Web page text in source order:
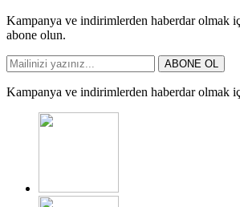
Kampanya ve indirimlerden haberdar olmak
abone olun.
ABONE OL
Kampanya ve indirimlerden haberdar olmak